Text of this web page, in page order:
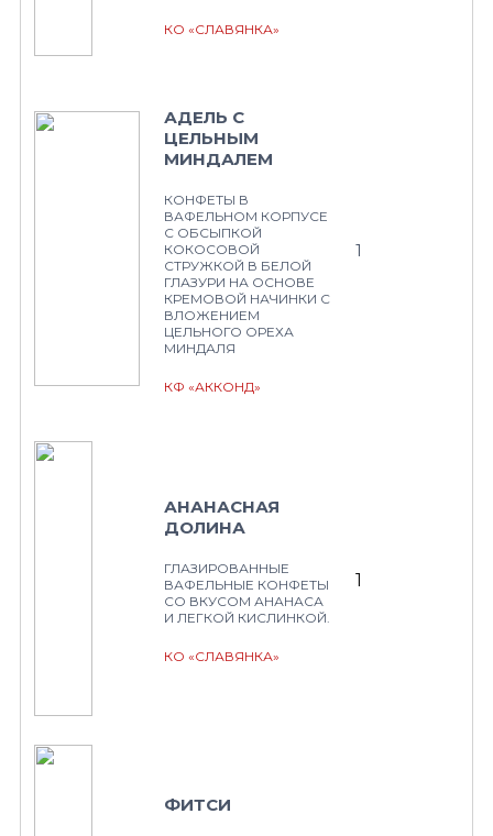
КО «СЛАВЯНКА»
АДЕЛЬ С
ЦЕЛЬНЫМ
МИНДАЛЕМ
КОНФЕТЫ В
ВАФЕЛЬНОМ КОРПУСЕ
С ОБСЫПКОЙ
КОКОСОВОЙ
СТРУЖКОЙ В БЕЛОЙ
ГЛАЗУРИ НА ОСНОВЕ
КРЕМОВОЙ НАЧИНКИ С
ВЛОЖЕНИЕМ
ЦЕЛЬНОГО ОРЕХА
МИНДАЛЯ
КФ «АККОНД»
1
АНАНАСНАЯ
ДОЛИНА
ГЛАЗИРОВАННЫЕ
ВАФЕЛЬНЫЕ КОНФЕТЫ
СО ВКУСОМ АНАНАСА
И ЛЕГКОЙ КИСЛИНКОЙ.
КО «СЛАВЯНКА»
1
ФИТСИ